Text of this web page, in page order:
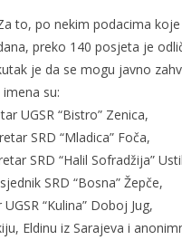
n
k
to, po nekim podacima
preko 140 posjeta je
je da se mogu javno
su:
UGSR “Bistro” Zenica,
SRD “Mladica” Foča,
SRD “Halil Sofradžija”
SRD “Bosna” Žepče,
“Kulina” Doboj Jug,
Eldinu iz Sarajeva i